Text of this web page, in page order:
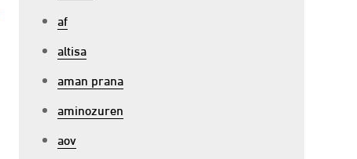
Kersttruien:
af
altisa
aman prana
aminozuren
aov